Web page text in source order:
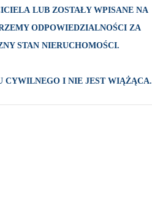
LUB ZOSTAŁY WPISANE NA
ODPOWIEDZIALNOŚCI ZA
STAN NIERUCHOMOŚCI.
CYWILNEGO I NIE JEST WIĄŻĄCA.